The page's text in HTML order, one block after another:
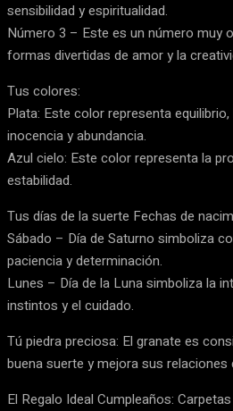
sensibilidad y espiritualidad.
Número 3 – Este es un número muy
formas divertidas de amor y la
Tus colores:
Plata: Este color representa
inocencia y abundancia.
Azul cielo: Este color representa la
estabilidad.
Tus días de la suerte Fechas de
Sábado – Día de Saturno simboliza
paciencia y determinación.
Lunes – Día de la Luna simboliza la
instintos y el cuidado.
Tú piedra preciosa: El granate es
buena suerte y mejora sus
El Regalo Ideal Cumpleaños: